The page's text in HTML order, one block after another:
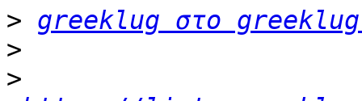
> greeklug στο
>
>